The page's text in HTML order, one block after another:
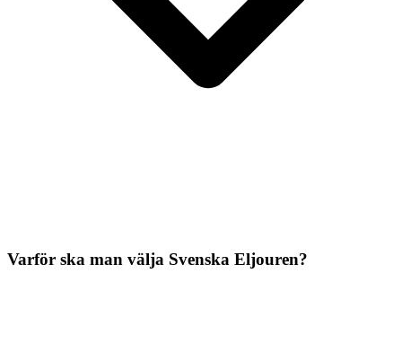
Varför ska man välja Svenska Eljouren?